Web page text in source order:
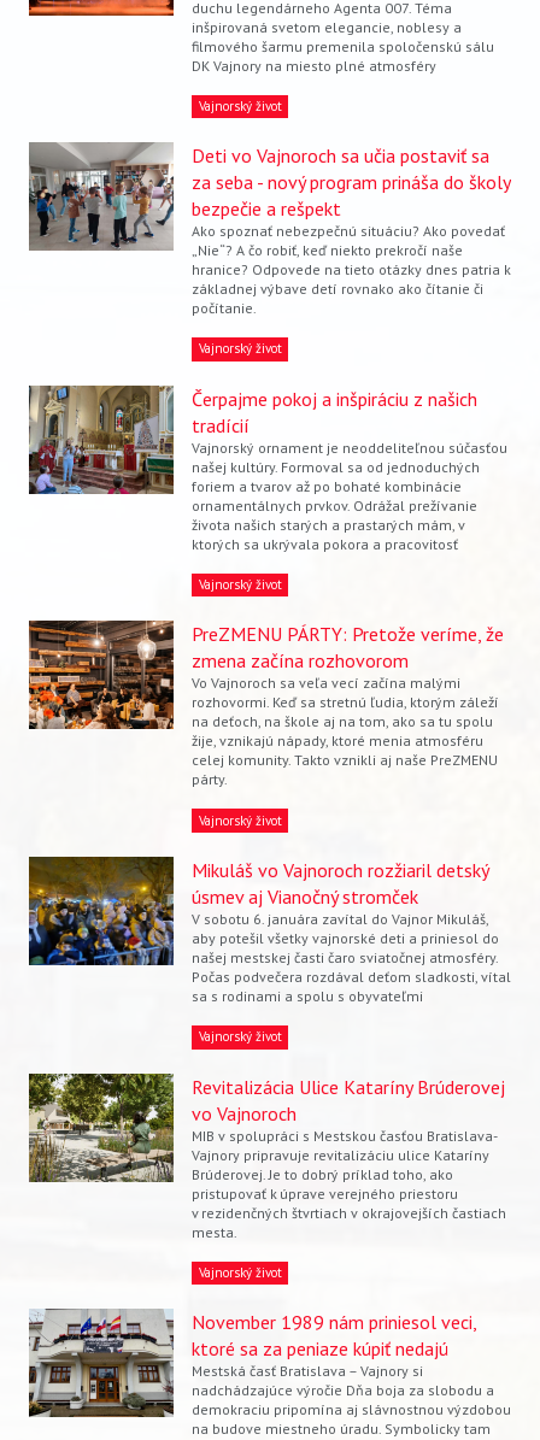
duchu legendárneho Agenta 007. Téma
inšpirovaná svetom elegancie, noblesy a
filmového šarmu premenila spoločenskú sálu
DK Vajnory na miesto plné atmosféry
Vajnorský život
Deti vo Vajnoroch sa učia postaviť sa
za seba - nový program prináša do školy
bezpečie a rešpekt
Ako spoznať nebezpečnú situáciu? Ako povedať
„Nie“? A čo robiť, keď niekto prekročí naše
hranice? Odpovede na tieto otázky dnes patria k
základnej výbave detí rovnako ako čítanie či
počítanie.
Vajnorský život
Čerpajme pokoj a inšpiráciu z našich
tradícií
Vajnorský ornament je neoddeliteľnou súčasťou
našej kultúry. Formoval sa od jednoduchých
foriem a tvarov až po bohaté kombinácie
ornamentálnych prvkov. Odrážal prežívanie
života našich starých a prastarých mám, v
ktorých sa ukrývala pokora a pracovitosť
Vajnorský život
PreZMENU PÁRTY: Pretože veríme, že
zmena začína rozhovorom
Vo Vajnoroch sa veľa vecí začína malými
rozhovormi. Keď sa stretnú ľudia, ktorým záleží
na deťoch, na škole aj na tom, ako sa tu spolu
žije, vznikajú nápady, ktoré menia atmosféru
celej komunity. Takto vznikli aj naše PreZMENU
párty.
Vajnorský život
Mikuláš vo Vajnoroch rozžiaril detský
úsmev aj Vianočný stromček
V sobotu 6. januára zavítal do Vajnor Mikuláš,
aby potešil všetky vajnorské deti a priniesol do
našej mestskej časti čaro sviatočnej atmosféry.
Počas podvečera rozdával deťom sladkosti, vítal
sa s rodinami a spolu s obyvateľmi
Vajnorský život
Revitalizácia Ulice Kataríny Brúderovej
vo Vajnoroch
MIB v spolupráci s Mestskou časťou Bratislava-
Vajnory pripravuje revitalizáciu ulice Kataríny
Brúderovej. Je to dobrý príklad toho, ako
pristupovať k úprave verejného priestoru
v rezidenčných štvrtiach v okrajovejších častiach
mesta.
Vajnorský život
November 1989 nám priniesol veci,
ktoré sa za peniaze kúpiť nedajú
Mestská časť Bratislava – Vajnory si
nadchádzajúce výročie Dňa boja za slobodu a
demokraciu pripomína aj slávnostnou výzdobou
na budove miestneho úradu. Symbolicky tam